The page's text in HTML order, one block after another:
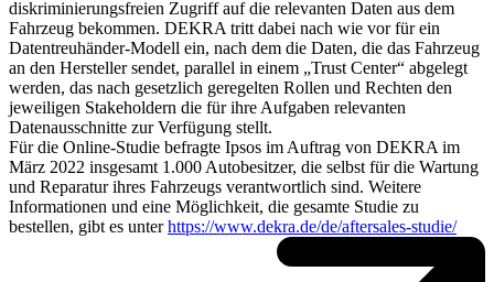
diskriminierungsfreien Zugriff auf die relevanten Daten aus dem
Fahrzeug bekommen. DEKRA tritt dabei nach wie vor für ein
Datentreuhänder-Modell ein, nach dem die Daten, die das Fahrzeug
an den Hersteller sendet, parallel in einem „Trust Center“ abgelegt
werden, das nach gesetzlich geregelten Rollen und Rechten den
jeweiligen Stakeholdern die für ihre Aufgaben relevanten
Datenausschnitte zur Verfügung stellt.
Für die Online-Studie befragte Ipsos im Auftrag von DEKRA im
März 2022 insgesamt 1.000 Autobesitzer, die selbst für die Wartung
und Reparatur ihres Fahrzeugs verantwortlich sind. Weitere
Informationen und eine Möglichkeit, die gesamte Studie zu
bestellen, gibt es unterhttps://www.dekra.de/de/aftersales-studie/